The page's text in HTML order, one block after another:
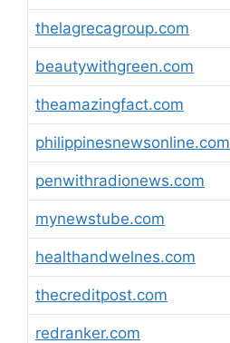
thelagrecagroup.com
beautywithgreen.com
theamazingfact.com
philippinesnewsonline.com
penwithradionews.com
mynewstube.com
healthandwelnes.com
thecreditpost.com
redranker.com